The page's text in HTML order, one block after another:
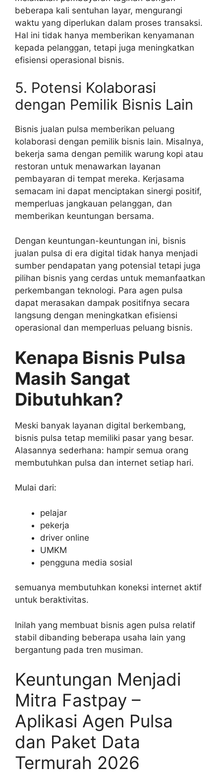
beberapa kali sentuhan layar, mengurangi
waktu yang diperlukan dalam proses transaksi.
Hal ini tidak hanya memberikan kenyamanan
kepada pelanggan, tetapi juga meningkatkan
efisiensi operasional bisnis.
5. Potensi Kolaborasi
dengan Pemilik Bisnis Lain
Bisnis jualan pulsa memberikan peluang
kolaborasi dengan pemilik bisnis lain. Misalnya,
bekerja sama dengan pemilik warung kopi atau
restoran untuk menawarkan layanan
pembayaran di tempat mereka. Kerjasama
semacam ini dapat menciptakan sinergi positif,
memperluas jangkauan pelanggan, dan
memberikan keuntungan bersama.
Dengan keuntungan-keuntungan ini, bisnis
jualan pulsa di era digital tidak hanya menjadi
sumber pendapatan yang potensial tetapi juga
pilihan bisnis yang cerdas untuk memanfaatkan
perkembangan teknologi. Para agen pulsa
dapat merasakan dampak positifnya secara
langsung dengan meningkatkan efisiensi
operasional dan memperluas peluang bisnis.
Kenapa Bisnis Pulsa
Masih Sangat
Dibutuhkan?
Meski banyak layanan digital berkembang,
bisnis pulsa tetap memiliki pasar yang besar.
Alasannya sederhana: hampir semua orang
membutuhkan pulsa dan internet setiap hari.
Mulai dari:
pelajar
pekerja
driver online
UMKM
pengguna media sosial
semuanya membutuhkan koneksi internet aktif
untuk beraktivitas.
Inilah yang membuat bisnis agen pulsa relatif
stabil dibanding beberapa usaha lain yang
bergantung pada tren musiman.
Keuntungan Menjadi
Mitra Fastpay –
Aplikasi Agen Pulsa
dan Paket Data
Termurah 2026